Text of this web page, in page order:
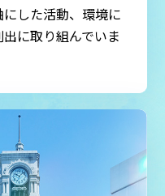
した活動、環境に
に取り組んでいま